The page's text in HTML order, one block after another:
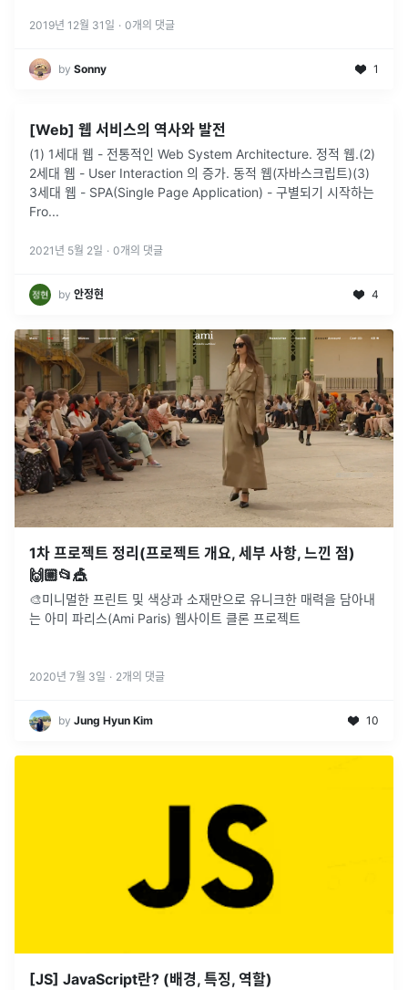
언어이자 객체기반의 스크립트 프로그래밍 언어이며 HTML의 특
2019년 12월 31일 · 0개의 댓글
by Sonny 1
[Web] 웹 서비스의 역사와 발전
(1) 1세대 웹 - 전통적인 Web System Architecture. 정적 웹.(2)
2세대 웹 - User Interaction 의 증가. 동적 웹(자바스크립트)(3)
3세대 웹 - SPA(Single Page Application) - 구별되기 시작하는
Fro...
2021년 5월 2일 · 0개의 댓글
by 안정현 4
1차 프로젝트 정리(프로젝트 개요, 세부 사항, 느낀 점)
🙌🏼📂🎪
🎨미니멀한 프린트 및 색상과 소재만으로 유니크한 매력을 담아내
는 아미 파리스(Ami Paris) 웹사이트 클론 프로젝트
2020년 7월 3일 · 2개의 댓글
by Jung Hyun Kim 10
[JS] JavaScript란? (배경, 특징, 역할)